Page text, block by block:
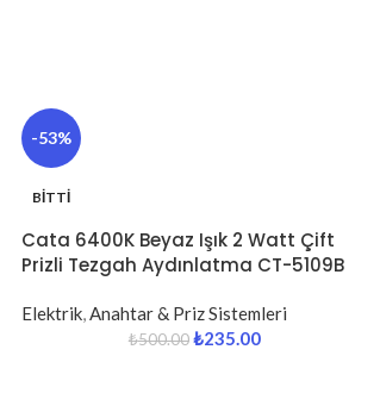
-53%
BITTI
Cata 6400K Beyaz Işık 2 Watt Çift
Prizli Tezgah Aydınlatma CT-5109B
Elektrik,Anahtar & Priz Sistemleri
₺500.00 ₺235.00